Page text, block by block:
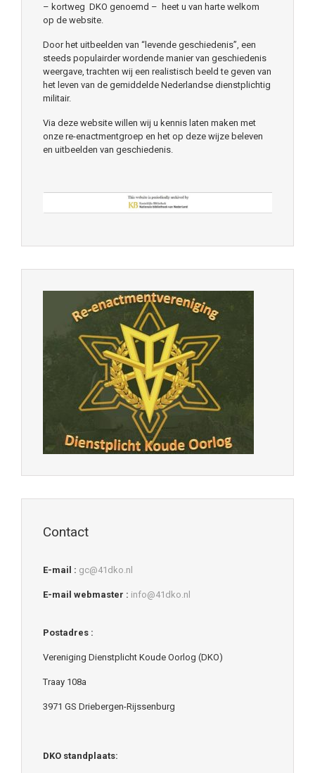
– kortweg DKO genoemd – heet u van harte welkom
op de website.
Door het uitbeelden van “levende geschiedenis”, een
steeds populairder wordende manier van geschiedenis
weergave, trachten wij een realistisch beeld te geven van
het leven van de gemiddelde Nederlandse dienstplichtig
militair.
Via deze website willen wij u kennis laten maken met
onze re-enactmentgroep en het op deze wijze beleven
en uitbeelden van geschiedenis.
Contact
E-mail : gc@41dko.nl
E-mail webmaster : info@41dko.nl
Postadres :
Vereniging Dienstplicht Koude Oorlog (DKO)
Traay 108a
3971 GS Driebergen-Rijssenburg
DKO standplaats: